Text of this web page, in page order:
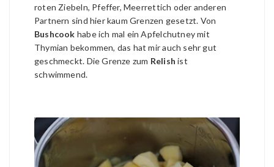
roten Ziebeln, Pfeffer, Meerrettich oder anderen
Partnern sind hier kaum Grenzen gesetzt. Von
Bushcook habe ich mal ein Apfelchutney mit
Thymian bekommen, das hat mir auch sehr gut
geschmeckt. Die Grenze zum Relish ist
schwimmend.